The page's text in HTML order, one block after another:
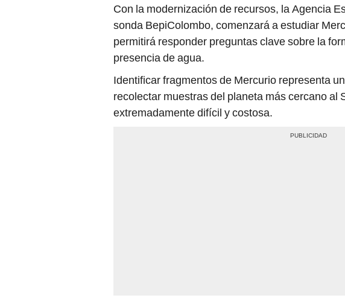
Con la modernización de recursos, la Agencia
sonda BepiColombo, comenzará a estudiar
permitirá responder preguntas clave sobre la
presencia de agua.
Identificar fragmentos de Mercurio representa
recolectar muestras del planeta más cercano al
extremadamente difícil y costosa.